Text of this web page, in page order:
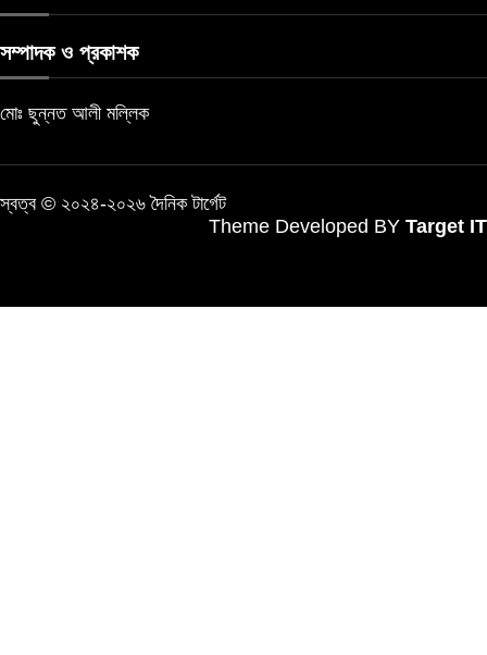
সম্পাদক ও প্রকাশক
মোঃ ছুন্নত আলী মল্লিক
স্বত্ব © ২০২৪-২০২৬ দৈনিক টার্গেট
Theme Developed BY Target IT